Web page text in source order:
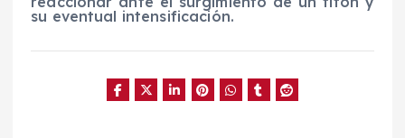
su eventual intensificación.